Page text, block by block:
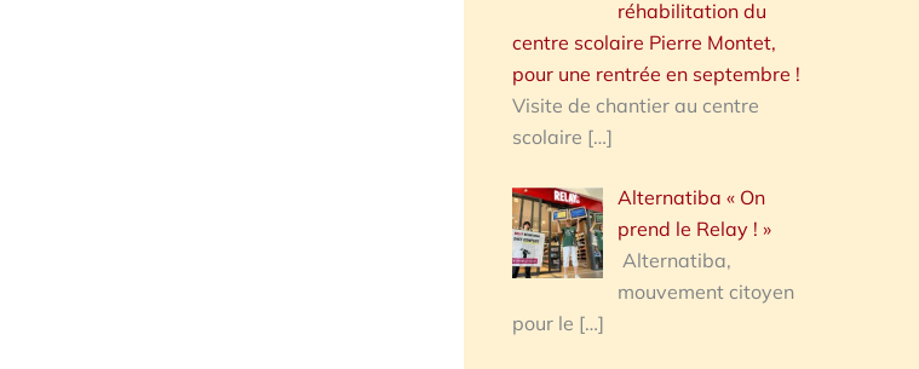
réhabilitation du
centre scolaire Pierre Montet,
pour une rentrée en septembre !
Visite de chantier au centre
scolaire […]
Alternatiba « On
prend le Relay ! »
Alternatiba,
mouvement citoyen
pour le […]